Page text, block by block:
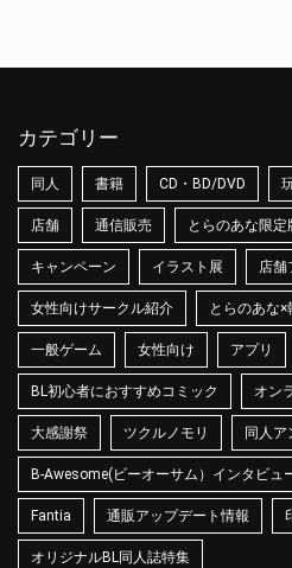
カテゴリー
同人 書籍 CD・BD/DVD
店舗 通信販売 とらのあな限定
キャンペーン イラスト展 店舗
女性向けサークル紹介 とらのあな×
一般ゲーム 女性向け アプリ
BL初心者におすすめコミック オン
大感謝祭 ツクルノモリ 同人ア
B-Awesome(ビーオーサム）インタビュ
Fantia 通販アップデート情報
オリジナルBL同人誌特集